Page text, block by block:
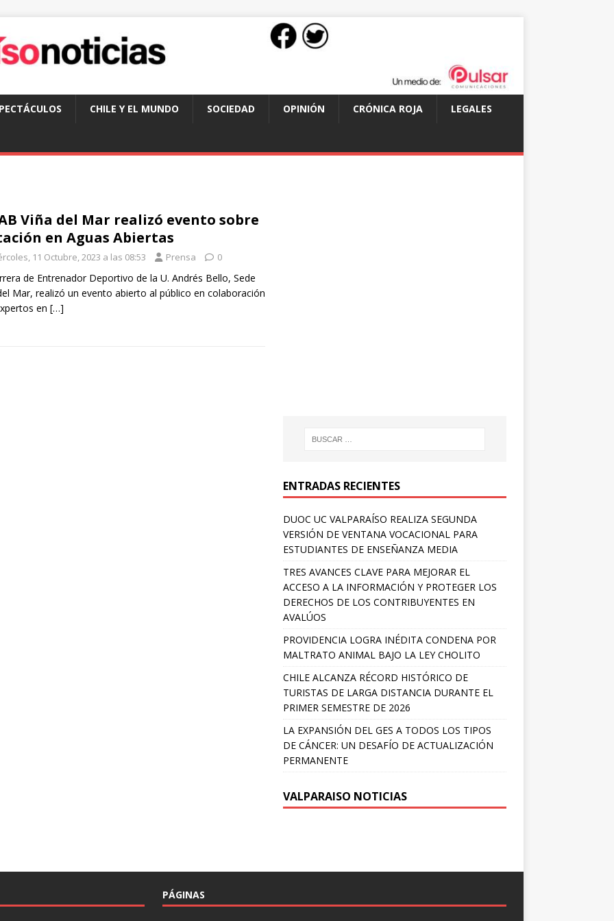
CHILE Y EL MUNDO SOCIEDAD OPINIÓN CRÓNICA ROJA LEGALES
Viña del Mar realizó evento sobre
en Aguas Abiertas
11 Octubre, 2023 a las 08:53 Prensa 0
de Entrenador Deportivo de la U. Andrés Bello, Sede
Mar, realizó un evento abierto al público en colaboración
en […]
ENTRADAS RECIENTES
DUOC UC VALPARAÍSO REALIZA SEGUNDA
VERSIÓN DE VENTANA VOCACIONAL PARA
ESTUDIANTES DE ENSEÑANZA MEDIA
TRES AVANCES CLAVE PARA MEJORAR EL
ACCESO A LA INFORMACIÓN Y PROTEGER LOS
DERECHOS DE LOS CONTRIBUYENTES EN
AVALÚOS
PROVIDENCIA LOGRA INÉDITA CONDENA POR
MALTRATO ANIMAL BAJO LA LEY CHOLITO
CHILE ALCANZA RÉCORD HISTÓRICO DE
TURISTAS DE LARGA DISTANCIA DURANTE EL
PRIMER SEMESTRE DE 2026
LA EXPANSIÓN DEL GES A TODOS LOS TIPOS
DE CÁNCER: UN DESAFÍO DE ACTUALIZACIÓN
PERMANENTE
VALPARAISO NOTICIAS
PÁGINAS